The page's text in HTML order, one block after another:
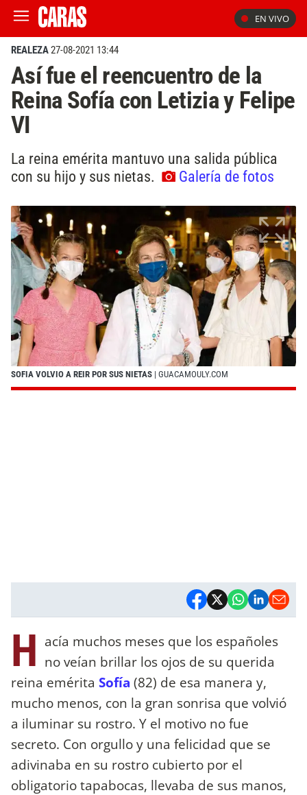
EN VIVO
REALEZA27-08-2021 13:44
Así fue el reencuentro de la
Reina Sofía con Letizia y Felipe
VI
La reina emérita mantuvo una salida pública
con su hijo y sus nietas.
Galería de fotos
SOFIA VOLVIO A REIR POR SUS NIETAS | GUACAMOULY.COM
H acía muchos meses que los españoles
no veían brillar los ojos de su querida
reina emérita Sofía (82) de esa manera y,
mucho menos, con la gran sonrisa que volvió
a iluminar su rostro. Y el motivo no fue
secreto. Con orgullo y una felicidad que se
adivinaba en su rostro cubierto por el
obligatorio tapabocas, llevaba de sus manos,